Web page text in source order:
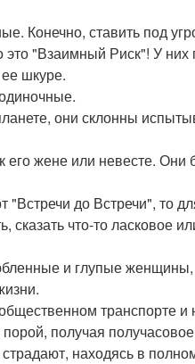
Конечно, ставить под
"Взаимный Риск"! У них
шкуре.
они склонны
жене или невесте. Они
до Встречи", то
что-то ласковое
и глупые женщины,
транспорте и
получая
находясь в